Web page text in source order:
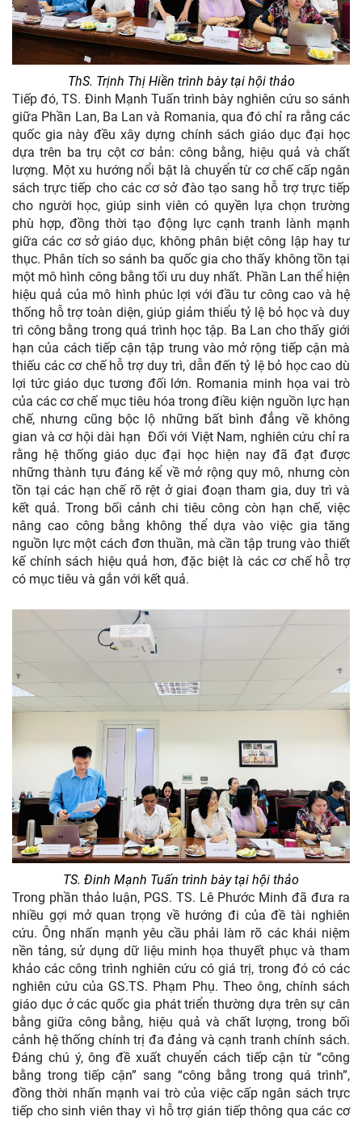
ThS. Trịnh Thị Hiền trình bày tại hội thảo
Tiếp đó, TS. Đinh Mạnh Tuấn trình bày nghiên cứu so sánh
giữa Phần Lan, Ba Lan và Romania, qua đó chỉ ra rằng các
quốc gia này đều xây dựng chính sách giáo dục đại học
dựa trên ba trụ cột cơ bản: công bằng, hiệu quả và chất
lượng. Một xu hướng nổi bật là chuyển từ cơ chế cấp ngân
sách trực tiếp cho các cơ sở đào tạo sang hỗ trợ trực tiếp
cho người học, giúp sinh viên có quyền lựa chọn trường
phù hợp, đồng thời tạo động lực cạnh tranh lành mạnh
giữa các cơ sở giáo dục, không phân biệt công lập hay tư
thục. Phân tích so sánh ba quốc gia cho thấy không tồn tại
một mô hình công bằng tối ưu duy nhất. Phần Lan thể hiện
hiệu quả của mô hình phúc lợi với đầu tư công cao và hệ
thống hỗ trợ toàn diện, giúp giảm thiểu tỷ lệ bỏ học và duy
trì công bằng trong quá trình học tập. Ba Lan cho thấy giới
hạn của cách tiếp cận tập trung vào mở rộng tiếp cận mà
thiếu các cơ chế hỗ trợ duy trì, dẫn đến tỷ lệ bỏ học cao dù
lợi tức giáo dục tương đối lớn. Romania minh họa vai trò
của các cơ chế mục tiêu hóa trong điều kiện nguồn lực hạn
chế, nhưng cũng bộc lộ những bất bình đẳng về không
gian và cơ hội dài hạn Đối với Việt Nam, nghiên cứu chỉ ra
rằng hệ thống giáo dục đại học hiện nay đã đạt được
những thành tựu đáng kể về mở rộng quy mô, nhưng còn
tồn tại các hạn chế rõ rệt ở giai đoạn tham gia, duy trì và
kết quả. Trong bối cảnh chi tiêu công còn hạn chế, việc
nâng cao công bằng không thể dựa vào việc gia tăng
nguồn lực một cách đơn thuần, mà cần tập trung vào thiết
kế chính sách hiệu quả hơn, đặc biệt là các cơ chế hỗ trợ
có mục tiêu và gắn với kết quả.
TS. Đinh Mạnh Tuấn trình bày tại hội thảo
Trong phần thảo luận, PGS. TS. Lê Phước Minh đã đưa ra
nhiều gợi mở quan trọng về hướng đi của đề tài nghiên
cứu. Ông nhấn mạnh yêu cầu phải làm rõ các khái niệm
nền tảng, sử dụng dữ liệu minh họa thuyết phục và tham
khảo các công trình nghiên cứu có giá trị, trong đó có các
nghiên cứu của GS.TS. Phạm Phụ. Theo ông, chính sách
giáo dục ở các quốc gia phát triển thường dựa trên sự cân
bằng giữa công bằng, hiệu quả và chất lượng, trong bối
cảnh hệ thống chính trị đa đảng và cạnh tranh chính sách.
Đáng chú ý, ông đề xuất chuyển cách tiếp cận từ “công
bằng trong tiếp cận” sang “công bằng trong quá trình”,
đồng thời nhấn mạnh vai trò của việc cấp ngân sách trực
tiếp cho sinh viên thay vì hỗ trợ gián tiếp thông qua các cơ